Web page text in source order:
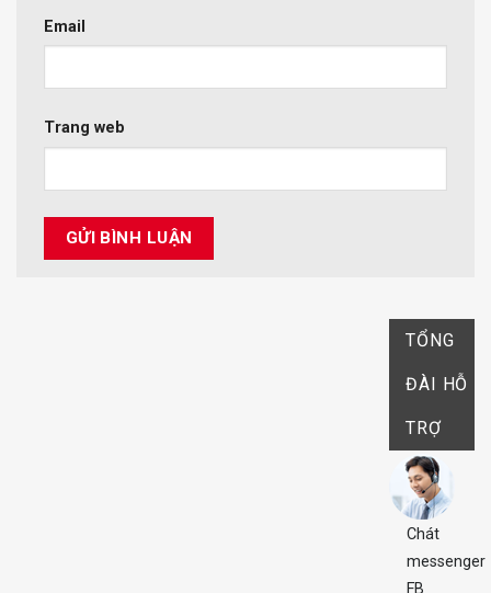
Email
Trang web
TỔNG
ĐÀI HỖ
TRỢ
Chát
messenger
FB